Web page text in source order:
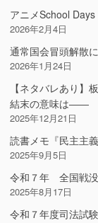
アニメSchool
2026年2月4日
通常国会冒頭解散
2026年1月24日
【ネタバレあり
結末の意味は――
2025年12月21日
読書メモ『民主主
2025年9月5日
令和７年 全国戦
2025年8月17日
令和７年度司法試